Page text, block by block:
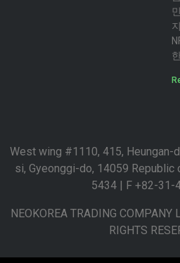
West wing #1110, 415, Heungan-
si, Gyeonggi-do, 14059
5434 | F +82-31-
NEOKOREA TRADING COMPANY
RIGHTS